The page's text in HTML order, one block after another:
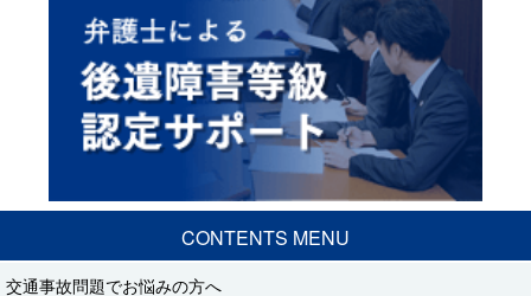
CONTENTS MENU
交通事故問題でお悩みの方へ